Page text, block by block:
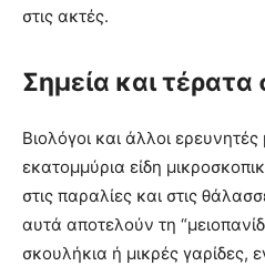
στις ακτές.
Σημεία και τέρατα
Βιολόγοι και άλλοι
εκατομμύρια είδη
στις παραλίες και στις
αυτά αποτελούν τη
σκουλήκια ή μικρές γαρίδες,